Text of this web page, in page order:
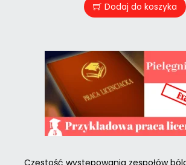
Dodaj do koszyka
Częstość występowania zespołów